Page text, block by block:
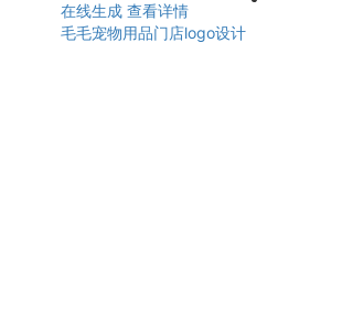
在线生成 查看详情
毛毛宠物用品门店logo设计